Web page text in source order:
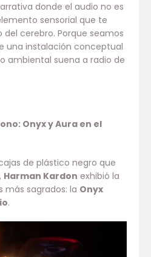
donde el audio no es
sensorial que te
cerebro. Porque seamos
una instalación conceptual
ambiental suena a radio de
Onyx y Aura en el
de plástico negro que
Harman Kardon exhibió la
más sagrados: la Onyx
.